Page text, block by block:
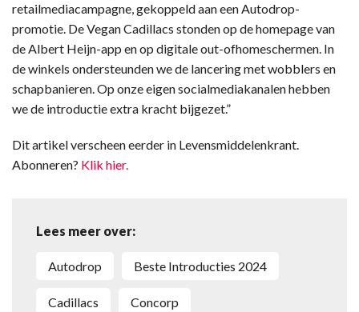
retailmediacampagne, gekoppeld aan een Autodrop-
promotie. De Vegan Cadillacs stonden op de homepage van
de Albert Heijn-app en op digitale out-ofhomeschermen. In
de winkels ondersteunden we de lancering met wobblers en
schapbanieren. Op onze eigen socialmediakanalen hebben
we de introductie extra kracht bijgezet.”
Dit artikel verscheen eerder in Levensmiddelenkrant.
Abonneren? Klik hier.
Lees meer over:
Autodrop Beste Introducties 2024
Cadillacs Concorp